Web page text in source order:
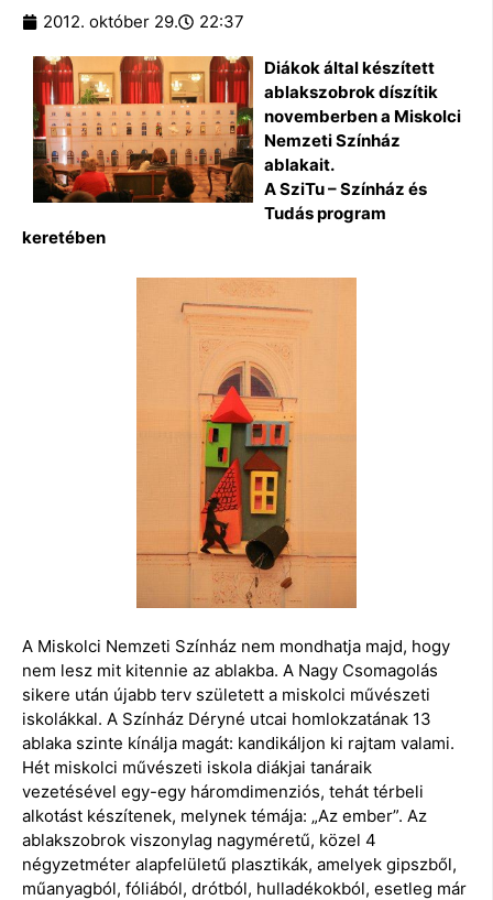
2012. október 29. 22:37
Diákok által készített
ablakszobrok díszítik
novemberben a Miskolci
Nemzeti Színház
ablakait.
A SziTu – Színház és
Tudás program
keretében
A Miskolci Nemzeti Színház nem mondhatja majd, hogy
nem lesz mit kitennie az ablakba. A Nagy Csomagolás
sikere után újabb terv született a miskolci művészeti
iskolákkal. A Színház Déryné utcai homlokzatának 13
ablaka szinte kínálja magát: kandikáljon ki rajtam valami.
Hét miskolci művészeti iskola diákjai tanáraik
vezetésével egy-egy háromdimenziós, tehát térbeli
alkotást készítenek, melynek témája: „Az ember”. Az
ablakszobrok viszonylag nagyméretű, közel 4
négyzetméter alapfelületű plasztikák, amelyek gipszből,
műanyagból, fóliából, drótból, hulladékokból, esetleg már